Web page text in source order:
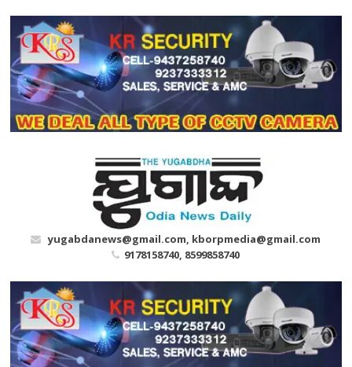
content
yugabdanews@gmail.com, kborpmedia@gmail.com
9178158740, 8599858740